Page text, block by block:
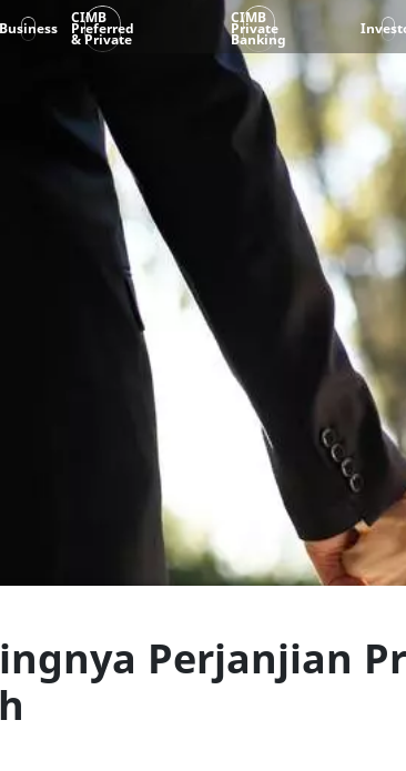
Business
CIMB
Preferred
& Private
CIMB
Private
Banking
Perjanjian